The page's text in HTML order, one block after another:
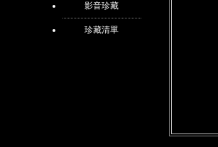
影音珍藏
珍藏清單